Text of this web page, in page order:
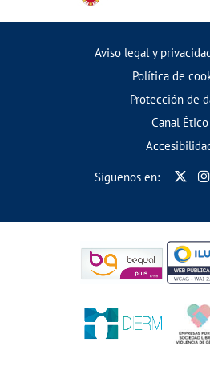
Aviso legal y
Política de
Protección de
Canal Ético
Síguenos en: